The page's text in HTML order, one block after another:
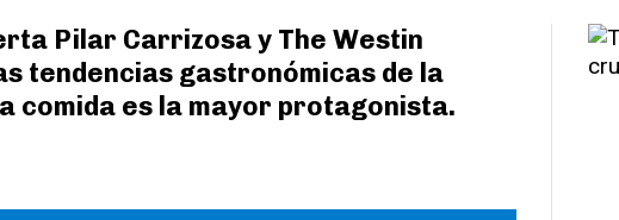
Pilar Carrizosa y The Westin
tendencias gastronómicas de la
comida es la mayor protagonista.